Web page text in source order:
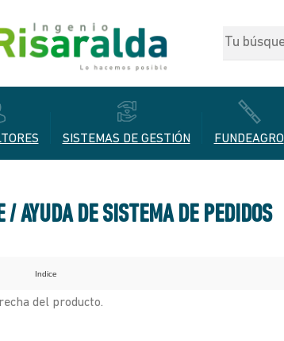
SISTEMAS DE GESTIÓN FUNDEAGRO
/ AYUDA DE SISTEMA DE PEDIDOS
Indice
del producto.